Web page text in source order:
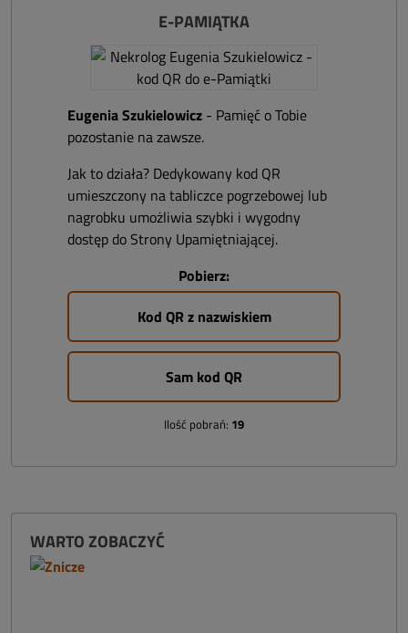
E-PAMIĄTKA
Eugenia Szukielowicz - Pamięć o Tobie
pozostanie na zawsze.
Jak to działa? Dedykowany kod QR
umieszczony na tabliczce pogrzebowej lub
nagrobku umożliwia szybki i wygodny
dostęp do Strony Upamiętniającej.
Pobierz:
Kod QR z nazwiskiem
Sam kod QR
Ilość pobrań: 19
WARTO ZOBACZYĆ